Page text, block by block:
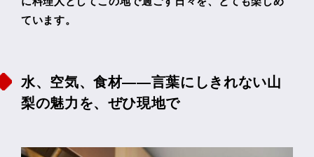
ています。
水、空気、食材――言葉にしきれない山
梨の魅力を、ぜひ現地で